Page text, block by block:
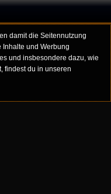
damit die Seitennutzung
und Werbung
und insbesondere dazu, wie
findest du in unseren